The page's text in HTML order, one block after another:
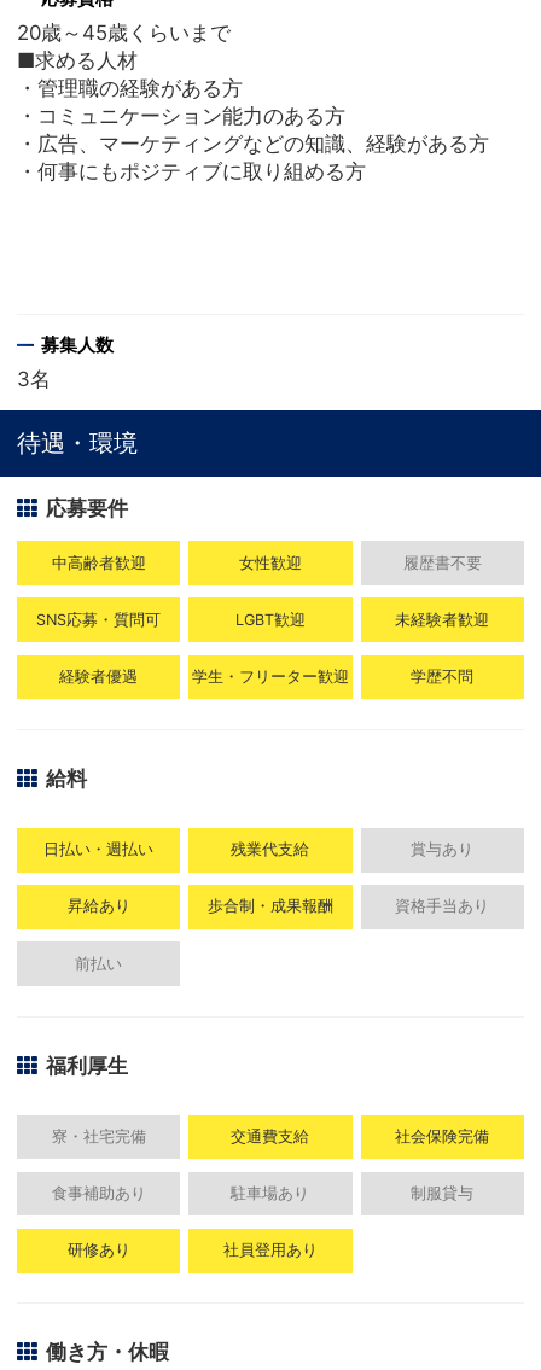
20歳～45歳くらいまで
■求める人材
・管理職の経験がある方
・コミュニケーション能力のある方
・広告、マーケティングなどの知識、経験がある方
・何事にもポジティブに取り組める方
募集人数
3名
待遇・環境
応募要件
中高齢者歓迎 女性歓迎 履歴書不要
SNS応募・質問可 LGBT歓迎 未経験者歓迎
経験者優遇 学生・フリーター歓迎 学歴不問
給料
日払い・週払い 残業代支給 賞与あり
昇給あり 歩合制・成果報酬 資格手当あり
前払い
福利厚生
寮・社宅完備 交通費支給 社会保険完備
食事補助あり 駐車場あり 制服貸与
研修あり 社員登用あり
働き方・休暇